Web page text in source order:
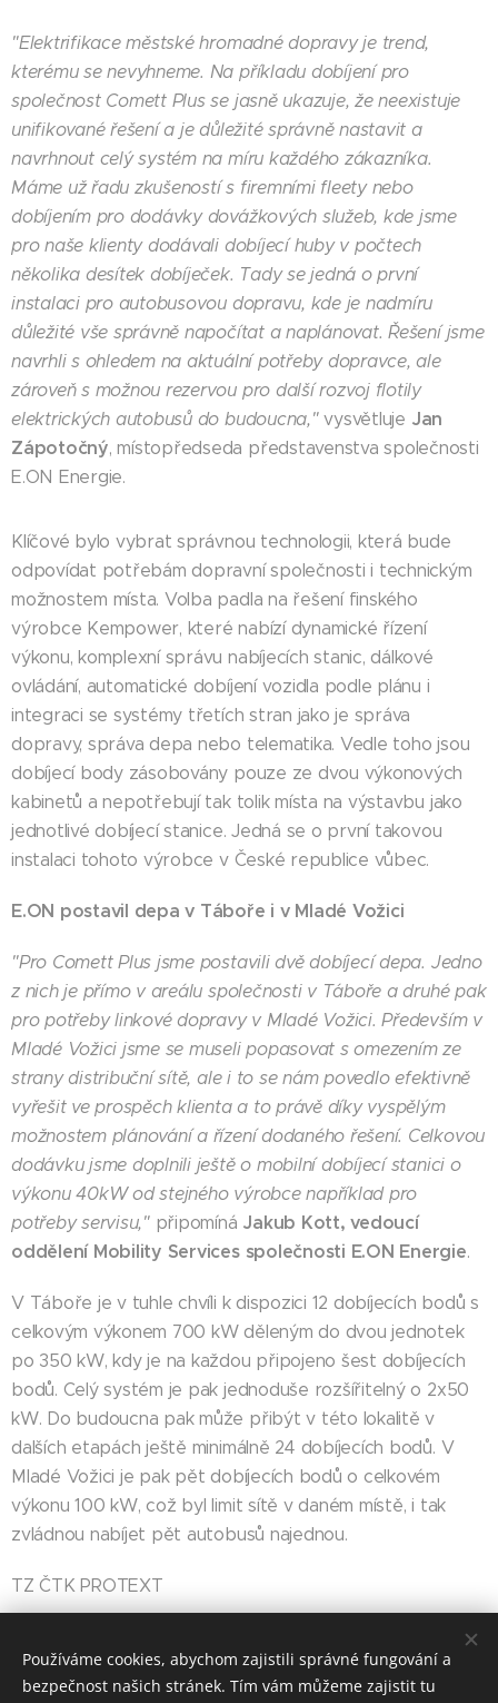
"Elektrifikace městské hromadné dopravy je trend,
kterému se nevyhneme. Na příkladu dobíjení pro
společnost Comett Plus se jasně ukazuje, že neexistuje
unifikované řešení a je důležité správně nastavit a
navrhnout celý systém na míru každého zákazníka.
Máme už řadu zkušeností s firemními fleety nebo
dobíjením pro dodávky dovážkových služeb, kde jsme
pro naše klienty dodávali dobíjecí huby v počtech
několika desítek dobíječek. Tady se jedná o první
instalaci pro autobusovou dopravu, kde je nadmíru
důležité vše správně napočítat a naplánovat. Řešení jsme
navrhli s ohledem na aktuální potřeby dopravce, ale
zároveň s možnou rezervou pro další rozvoj flotily
elektrických autobusů do budoucna,"vysvětluje Jan
Zápotočný, místopředseda představenstva společnosti
E.ON Energie.
Klíčové bylo vybrat správnou technologii, která bude
odpovídat potřebám dopravní společnosti i technickým
možnostem místa. Volba padla na řešení finského
výrobce Kempower, které nabízí dynamické řízení
výkonu, komplexní správu nabíjecích stanic, dálkové
ovládání, automatické dobíjení vozidla podle plánu i
integraci se systémy třetích stran jako je správa
dopravy, správa depa nebo telematika. Vedle toho jsou
dobíjecí body zásobovány pouze ze dvou výkonových
kabinetů a nepotřebují tak tolik místa na výstavbu jako
jednotlivé dobíjecí stanice. Jedná se o první takovou
instalaci tohoto výrobce v České republice vůbec.
E.ON postavil depa v Táboře i v Mladé Vožici
"Pro Comett Plus jsme postavili dvě dobíjecí depa. Jedno
z nich je přímo v areálu společnosti v Táboře a druhé pak
pro potřeby linkové dopravy v Mladé Vožici. Především v
Mladé Vožici jsme se museli popasovat s omezením ze
strany distribuční sítě, ale i to se nám povedlo efektivně
vyřešit ve prospěch klienta a to právě díky vyspělým
možnostem plánování a řízení dodaného řešení. Celkovou
dodávku jsme doplnili ještě o mobilní dobíjecí stanici o
výkonu 40kW od stejného výrobce například pro
potřeby servisu,"připomíná Jakub Kott, vedoucí
oddělení Mobility Services společnosti E.ON Energie.
V Táboře je v tuhle chvíli k dispozici 12 dobíjecích bodů s
celkovým výkonem 700 kW děleným do dvou jednotek
po 350 kW, kdy je na každou připojeno šest dobíjecích
bodů. Celý systém je pak jednoduše rozšířitelný o 2x50
kW. Do budoucna pak může přibýt v této lokalitě v
dalších etapách ještě minimálně 24 dobíjecích bodů. V
Mladé Vožici je pak pět dobíjecích bodů o celkovém
výkonu 100 kW, což byl limit sítě v daném místě, i tak
zvládnou nabíjet pět autobusů najednou.
TZ ČTK PROTEXT
Používáme cookies, abychom zajistili správné fungování a
bezpečnost našich stránek. Tím vám můžeme zajistit tu